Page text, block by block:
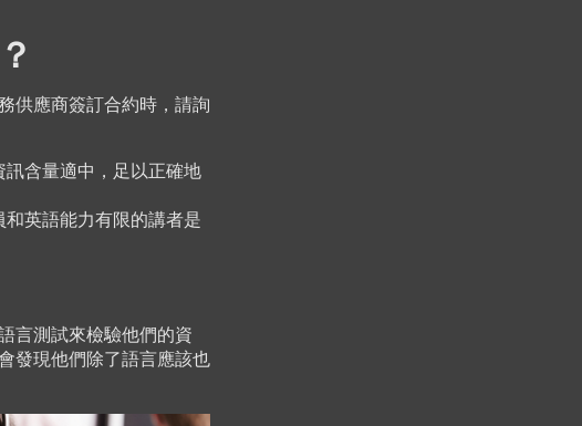
供應商簽訂合約時，請詢
含量適中，足以正確地
英語能力有限的講者是
言測試來檢驗他們的資
發現他們除了語言應該也